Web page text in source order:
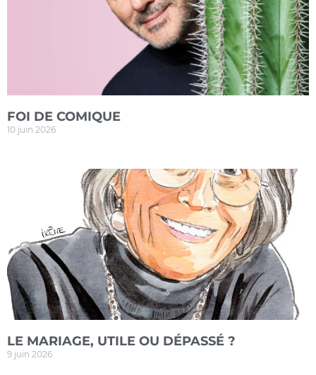
FOI DE COMIQUE
10 juin 2026
LE MARIAGE, UTILE OU DÉPASSÉ ?
9 juin 2026